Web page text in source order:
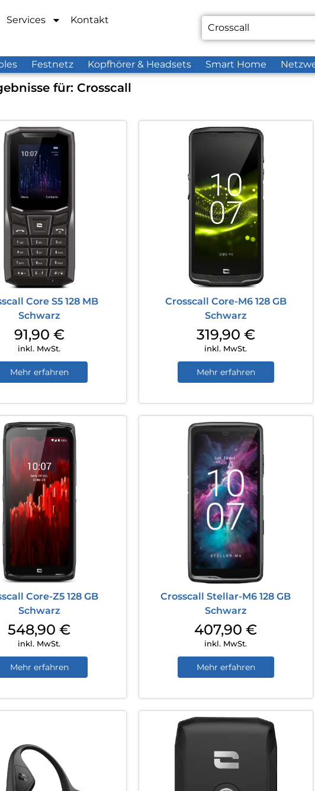
Services Kontakt
Festnetz Kopfhörer & Headsets Smart Home
für: Crosscall
Core S5 128 MB
Schwarz
91,90 €
inkl. MwSt.
Mehr erfahren
Crosscall Core-M6 128 GB
Schwarz
319,90 €
inkl. MwSt.
Mehr erfahren
Core-Z5 128 GB
Schwarz
548,90€
inkl. MwSt.
Mehr erfahren
Crosscall Stellar-M6 128 GB
Schwarz
407,90€
inkl. MwSt.
Mehr erfahren